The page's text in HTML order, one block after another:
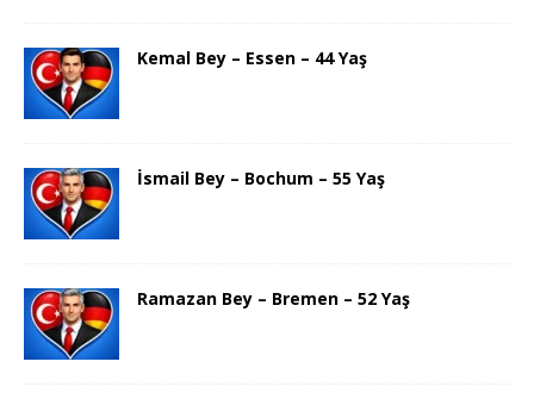
Kemal Bey – Essen – 44 Yaş
İsmail Bey – Bochum – 55 Yaş
Ramazan Bey – Bremen – 52 Yaş